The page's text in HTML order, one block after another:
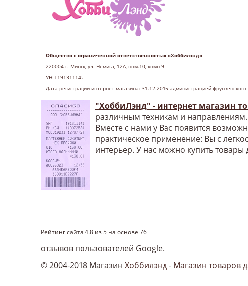
Общество с ограниченной ответственностью «Хоббилэнд»
220004 г. Минск, ул. Немига, 12А, пом.10, комн 9
УНП 191311142
Дата регистрации интернет-магазина: 31.12.2015 администрацией
"ХоббиЛэнд" - интернет магазин
различным техникам и
Вместе с нами у Вас появится
практическое применение: Вы с
интерьер. У нас можно купить товары
Рейтинг сайта 4.8 из5 на основе 76
отзывов пользователей Google.
© 2004-2018 Магазин Хоббилэнд - Магазин товаров